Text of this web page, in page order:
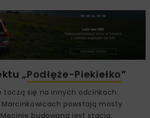
„Podłęże-Piekiełko”
toczą się na innych odcinkach:
Marcinkowicach powstają mosty
budowana jest stacja,